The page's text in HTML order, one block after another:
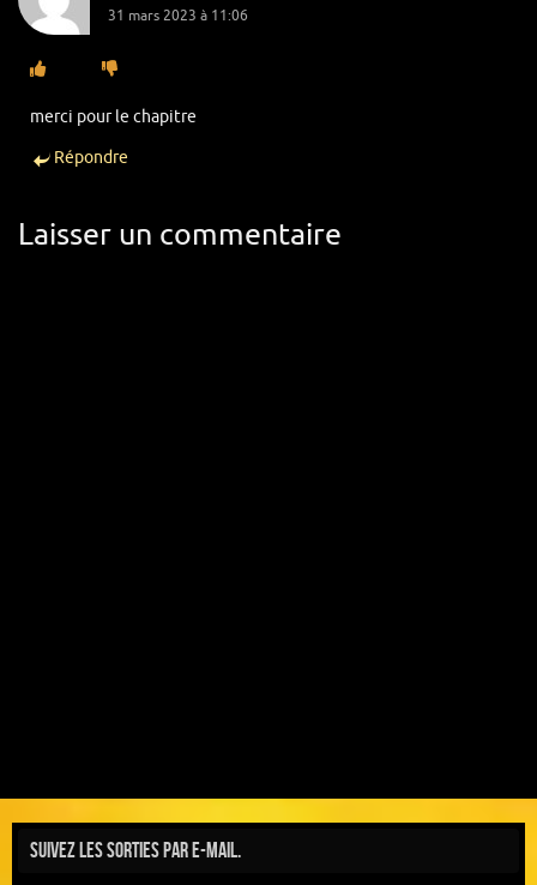
31 mars 2023 à 11:06
merci pour le chapitre
Répondre
Laisser un commentaire
Suivez les sorties par e-mail.